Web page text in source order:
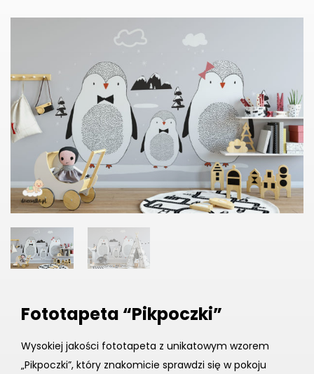
Fototapeta “Pikpoczki”
Wysokiej jakości fototapeta z unikatowym wzorem
„Pikpoczki”, który znakomicie sprawdzi się w pokoju